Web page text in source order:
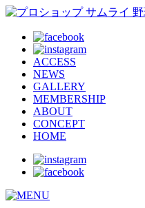
ACCESS
NEWS
GALLERY
MEMBERSHIP
ABOUT
CONCEPT
HOME